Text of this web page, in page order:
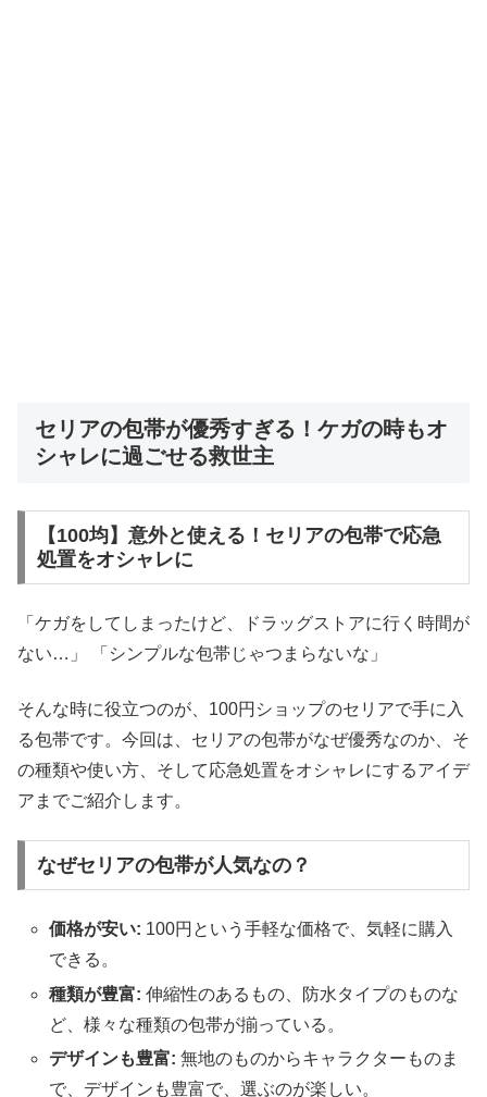
セリアの包帯が優秀すぎる！ケガの時もオ
シャレに過ごせる救世主
【100均】意外と使える！セリアの包帯で応急
処置をオシャレに
「ケガをしてしまったけど、ドラッグストアに行く時間が
ない…」 「シンプルな包帯じゃつまらないな」
そんな時に役立つのが、100円ショップのセリアで手に入
る包帯です。今回は、セリアの包帯がなぜ優秀なのか、そ
の種類や使い方、そして応急処置をオシャレにするアイデ
アまでご紹介します。
なぜセリアの包帯が人気なの？
価格が安い: 100円という手軽な価格で、気軽に購入
できる。
種類が豊富: 伸縮性のあるもの、防水タイプのものな
ど、様々な種類の包帯が揃っている。
デザインも豊富: 無地のものからキャラクターものま
で、デザインも豊富で、選ぶのが楽しい。